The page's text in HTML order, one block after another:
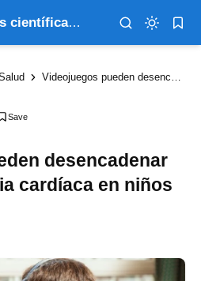
Infoterio - Noticias científicas que explican el mundo
Videojuegos pueden desencadenar peligrosa arritmia cardíaca en niños susceptibles
desencadenar
cardíaca en niños